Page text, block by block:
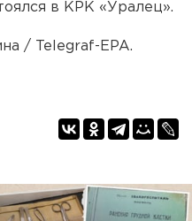
в КРК «Уралец».
/ Telegraf-EPA.